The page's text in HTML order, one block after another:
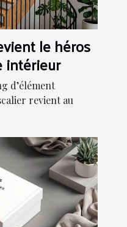
le héros
intérieur
d’élément
revient au